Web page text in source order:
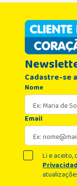
preços imperdíveis
principais
Cadastre-se
Nome
Email
Li e aceito,